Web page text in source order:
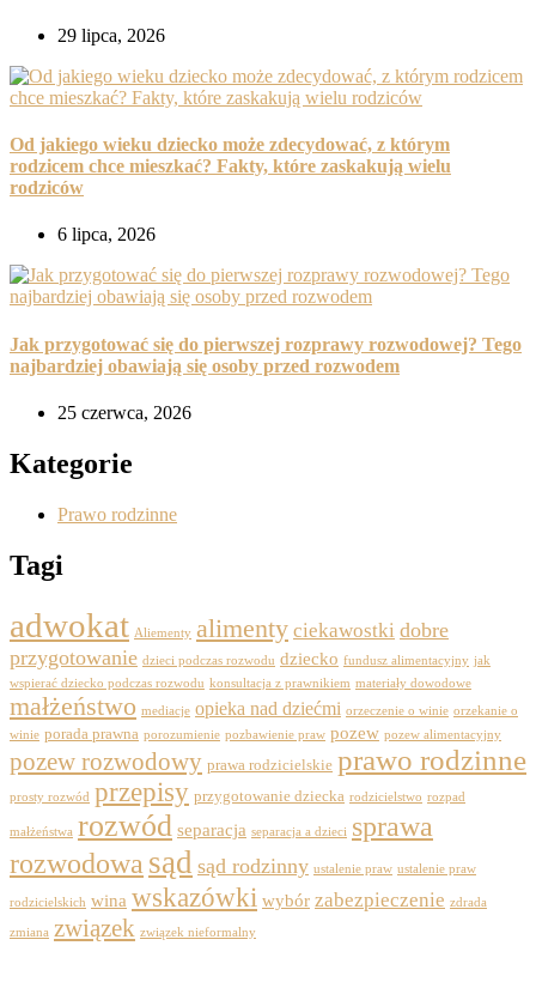
29 lipca, 2026
Od jakiego wieku dziecko może zdecydować, z którym
rodzicem chce mieszkać? Fakty, które zaskakują wielu
rodziców
6 lipca, 2026
Jak przygotować się do pierwszej rozprawy rozwodowej? Tego
najbardziej obawiają się osoby przed rozwodem
25 czerwca, 2026
Kategorie
Prawo rodzinne
Tagi
adwokat Aliementy alimenty ciekawostki dobre
przygotowanie dzieci podczas rozwodu dziecko fundusz alimentacyjny jak
wspierać dziecko podczas rozwodu konsultacja z prawnikiem materiały dowodowe
małżeństwo mediacje opieka nad dziećmi orzeczenie o winie orzekanie o
winie porada prawna porozumienie pozbawienie praw pozew pozew alimentacyjny
pozew rozwodowy prawa rodzicielskie prawo rodzinne
prosty rozwód przepisy przygotowanie dziecka rodzicielstwo rozpad
małżeństwa rozwód separacja separacja a dzieci sprawa
rozwodowa sąd sąd rodzinny ustalenie praw ustalenie praw
rodzicielskich wina wskazówki wybór zabezpieczenie zdrada
zmiana związek związek nieformalny